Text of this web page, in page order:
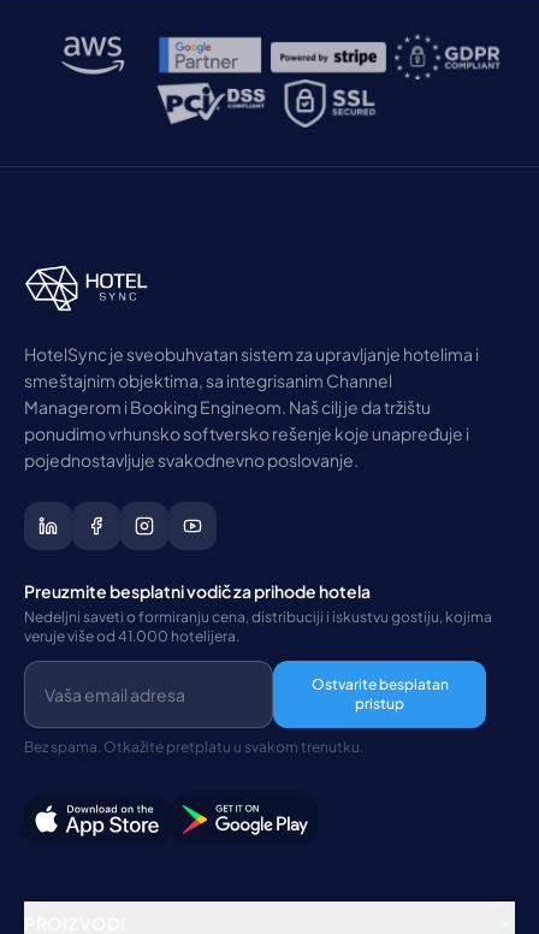
HotelSync je sveobuhvatan sistem za upravljanje hotelima i
smeštajnim objektima, sa integrisanim Channel
Managerom i Booking Engineom. Naš cilj je da tržištu
ponudimo vrhunsko softversko rešenje koje unapređuje i
pojednostavljuje svakodnevno poslovanje.
Preuzmite besplatni vodič za prihode hotela
Nedeljni saveti o formiranju cena, distribuciji i iskustvu gostiju, kojima
veruje više od 41.000 hotelijera.
Ostvarite besplatan
pristup
Bez spama. Otkažite pretplatu u svakom trenutku.